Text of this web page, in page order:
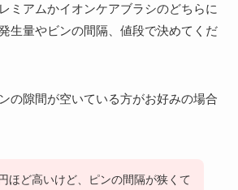
ミアムかイオンケアブラシのどちらに
生量やビンの間隔、値段で決めてくだ
の隙間が空いている方がお好みの場合
ほど高いけど、ピンの間隔が狭くて